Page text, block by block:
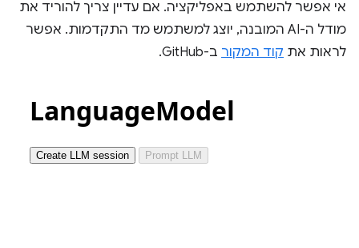
אי אפשר להשתמש באפליקציה. אם עדיין צריך להוריד את
מודל ה-AI המובנה, יוצג למשתמש מד התקדמות. אפשר
לראות את קוד המקור ב-GitHub.